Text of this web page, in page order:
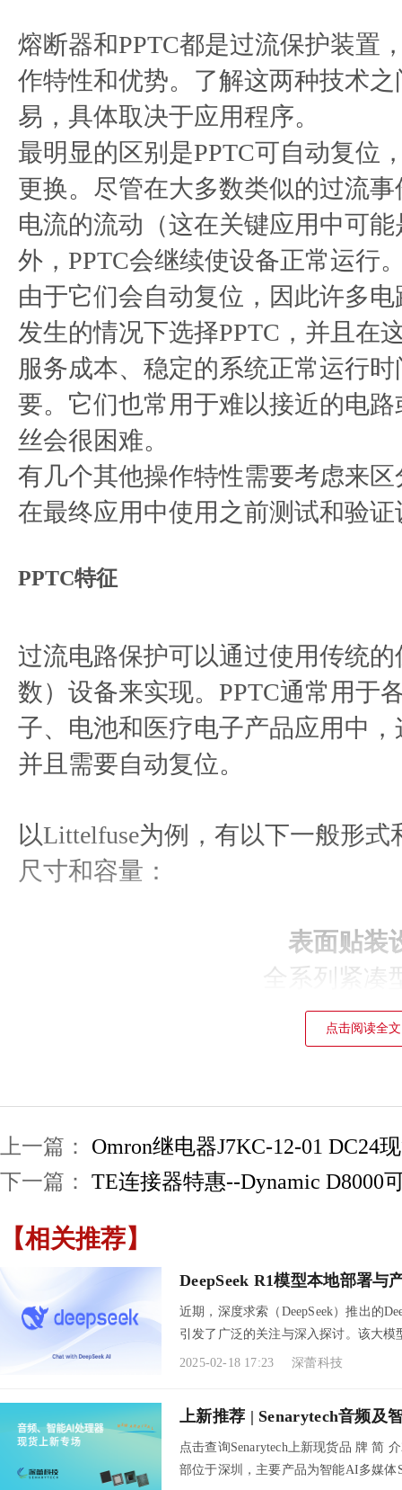
熔断器和PPTC都是过流保护装置
作特性和优势。了解这两种技术
易，具体取决于应用程序。
最明显的区别是PPTC可自动复位
更换。尽管在大多数类似的过流
电流的流动（这在关键应用中可
外，PPTC会继续使设备正常运行
由于它们会自动复位，因此许多
发生的情况下选择PPTC，并且在
服务成本、稳定的系统正常运行
要。它们也常用于难以接近的电
丝会很困难。
有几个其他操作特性需要考虑来
在最终应用中使用之前测试和验
PPTC特征
过流电路保护可以通过使用传统
数）设备来实现。PPTC通常用于
子、电池和医疗电子产品应用中
并且需要自动复位。
以Littelfuse为例，有以下一般形式
尺寸和容量：
表面贴装
全系列紧凑
低保持
非常快的旅
径向引线
保护装置高
低跳闸保持
低电阻
电池带
狭窄的低
可焊带镍
低电阻——延长电
点击阅读全文
上一篇： Omron继电器J7KC-12-01 DC24
下一篇： TE连接器特惠--Dynamic D8000
【相关推荐】
DeepSeek R1模型本地部署与
近期，深度求索（DeepSeek）推出的
引发了广泛的关注与深入探讨。该大
了市场的热.....
2025-02-18 17:23 深蕾科技
上新推荐 | Senarytech音频及
点击查询Senarytech上新现货品 牌 简
部位于深圳，主要产品为智能AI多媒体